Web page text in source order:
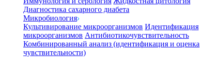
Диагностика сахарного диабета
Микробиология
Культивирование микроорганизмов Идентификация
микроорганизмов Антибиотикочувствительность
Комбинированный анализ (идентификация и оценка
чувствительности)